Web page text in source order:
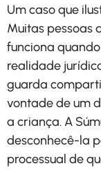
Um caso que
Muitas pessoas
funciona
realidade
guarda
vontade de um
a criança. A
desconhecê-la
processual de